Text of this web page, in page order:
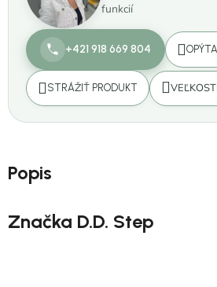
funkcií
+421 918 669 804
STRÁŽIŤ PRODUKT
Popis
Značka D.D. Step